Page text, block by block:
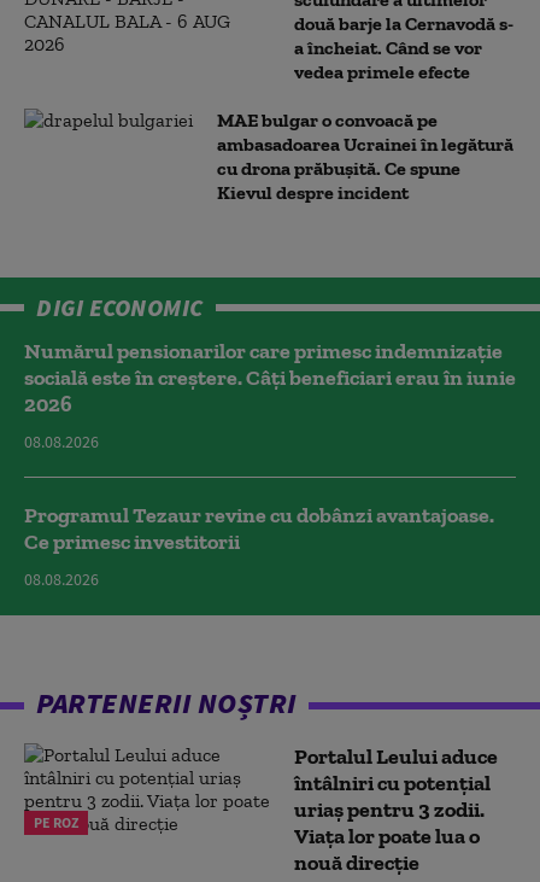
două barje la Cernavodă s-
a încheiat. Când se vor
vedea primele efecte
MAE bulgar o convoacă pe
ambasadoarea Ucrainei în legătură
cu drona prăbuşită. Ce spune
Kievul despre incident
DIGI ECONOMIC
Numărul pensionarilor care primesc indemnizaţie
socială este în creștere. Câți beneficiari erau în iunie
2026
08.08.2026
Programul Tezaur revine cu dobânzi avantajoase.
Ce primesc investitorii
08.08.2026
PARTENERII NOȘTRI
PE ROZ
Portalul Leului aduce
întâlniri cu potențial
uriaș pentru 3 zodii.
Viața lor poate lua o
nouă direcție